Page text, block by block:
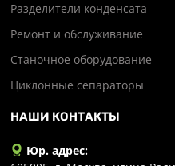
Разделители конденсата
Ремонт и обслуживание
Станочное оборудование
Циклонные сепараторы
НАШИ КОНТАКТЫ
Юр. адрес: